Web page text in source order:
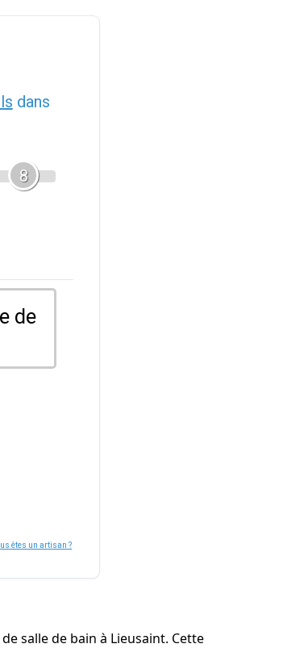
dans
8
de
êtes un artisan ?
salle de bain à Lieusaint. Cette